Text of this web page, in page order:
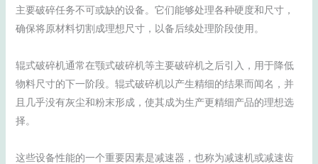
主要破碎任务不可或缺的设备。它们能够处理各种硬度和尺寸，
确保将原材料切割成理想尺寸，以备后续处理阶段使用。
辊式破碎机通常在颚式破碎机等主要破碎机之后引入，用于降低
物料尺寸的下一阶段。辊式破碎机以产生精细的结果而闻名，并
且几乎没有灰尘和粉末形成，使其成为生产更精细产品的理想选
择。
这些设备性能的一个重要因素是减速器，也称为减速机或减速齿